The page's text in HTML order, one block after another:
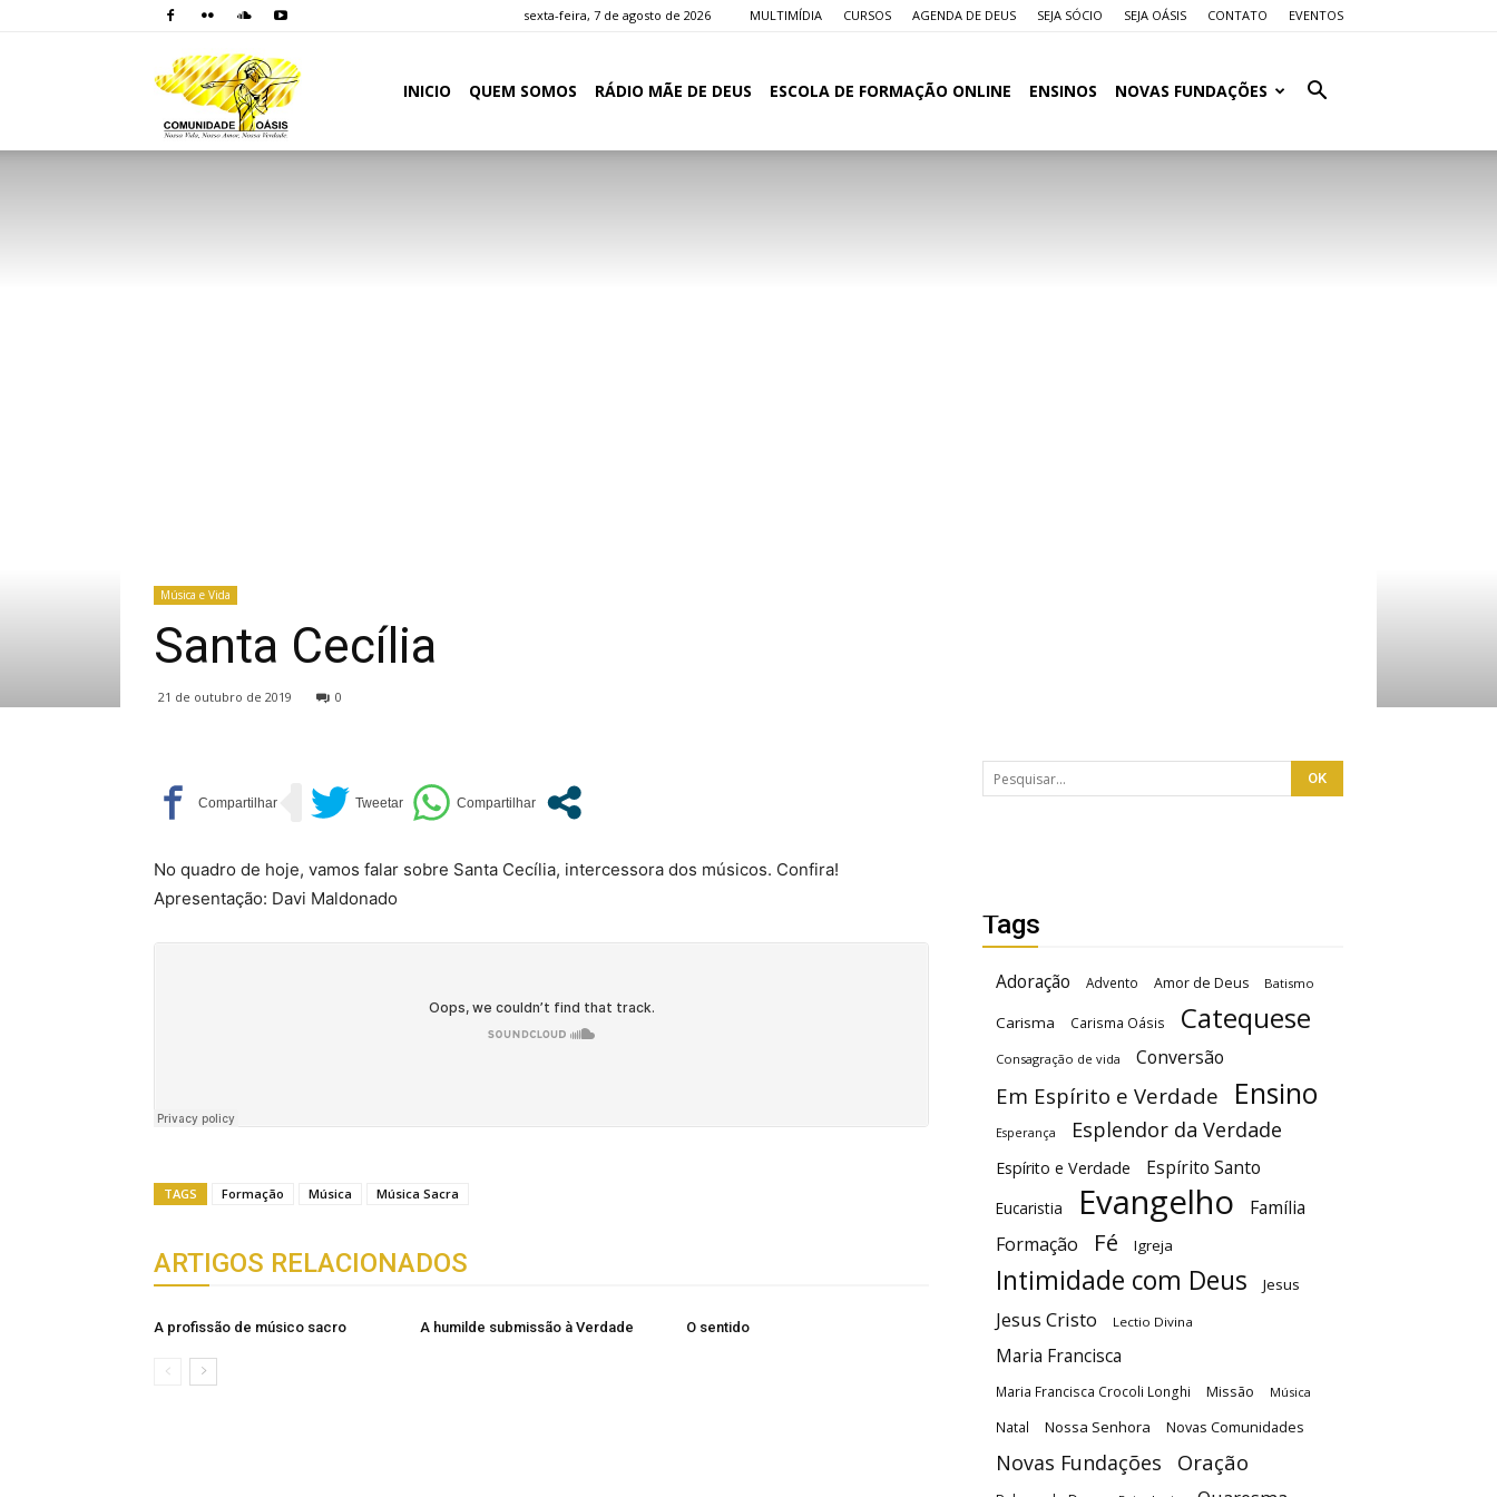
sexta-feira, 7 de agosto de 2026 MULTIMÍDIA CURSOS AGENDA DE DEUS SEJA SÓCIO SEJA OÁSIS CONTATO EVENTOS
INICIO QUEM SOMOS RÁDIO MÃE DE DEUS ESCOLA DE FORMAÇÃO ONLINE ENSINOS NOVAS FUNDAÇÕES
Música e Vida
Santa Cecília
21 de outubro de 2019 0
No quadro de hoje, vamos falar sobre Santa Cecília, intercessora dos músicos. Confira!
Apresentação: Davi Maldonado
TAGS Formação Música Música Sacra
ARTIGOS RELACIONADOS
A profissão de músico sacro A humilde submissão à Verdade O sentido
Tags
Adoração Advento Amor de Deus Batismo
Carisma Carisma Oásis Catequese
Consagração de vida Conversão
Em Espírito e Verdade Ensino
Esperança Esplendor da Verdade
Espírito e Verdade Espírito Santo
Eucaristia Evangelho
Família
Formação
Fé Igreja
Intimidade com Deus Jesus
Jesus Cristo Lectio Divina
Maria Francisca
Maria Francisca Crocoli Longhi Missão Música
Natal Nossa Senhora Novas Comunidades
Novas Fundações Oração